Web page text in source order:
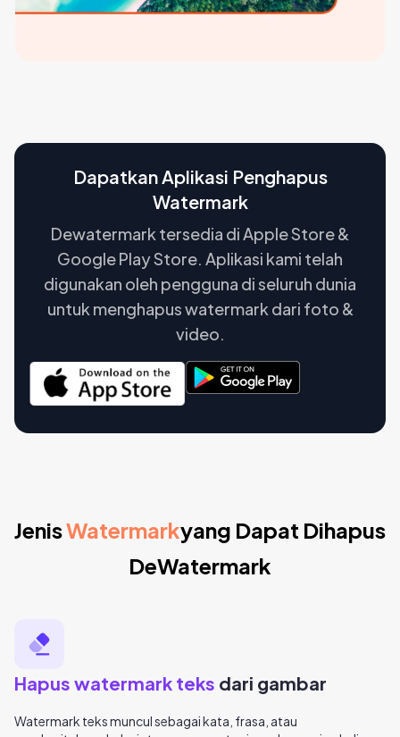
Dapatkan Aplikasi Penghapus
Watermark
Dewatermark tersedia di Apple Store &
Google Play Store. Aplikasi kami telah
digunakan oleh pengguna di seluruh dunia
untuk menghapus watermark dari foto &
video.
JenisWatermarkyang Dapat Dihapus
DeWatermark
Hapus watermark teks dari gambar
Watermark teks muncul sebagai kata, frasa, atau